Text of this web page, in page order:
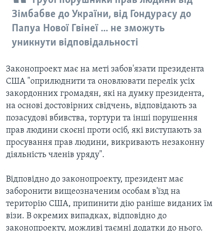
Зімбабве до України, від Гондурасу до
Папуа Нової Гвінеї ... не зможуть
уникнути відповідальності
Законопроект має на меті забов'язати президента
США "оприлюднити та оновлювати перелік усіх
закордонних громадян, які на думку президента,
на основі достовірних свідчень, відповідають за
позасудові вбивства, тортури та інші порушення
прав людини скоєні проти осіб, які виступають за
просування прав людини, викривають незаконну
діяльність членів уряду".
Відповідно до законопроекту, президент має
заборонити вищеозначеним особам в'їзд на
територію США, припинити дію раніше виданих їм
візи. В окремих випадках, відповідно до
законопроекту, можливі таємні додатки до нього.